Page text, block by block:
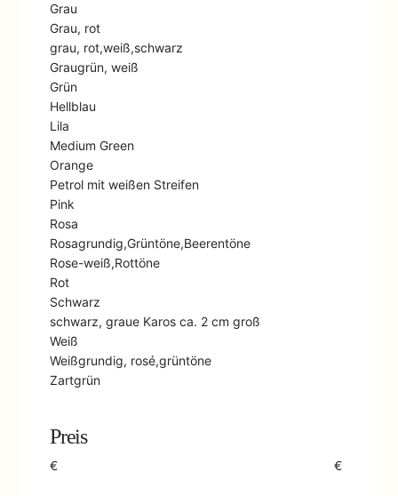
Grau
Grau, rot
grau, rot,weiß,schwarz
Graugrün, weiß
Grün
Hellblau
Lila
Medium Green
Orange
Petrol mit weißen Streifen
Pink
Rosa
Rosagrundig,Grüntöne,Beerentöne
Rose-weiß,Rottöne
Rot
Schwarz
schwarz, graue Karos ca. 2 cm groß
Weiß
Weißgrundig, rosé,grüntöne
Zartgrün
Preis
€ €